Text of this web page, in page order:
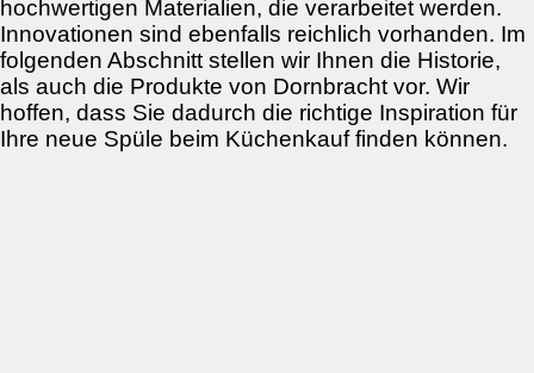
hochwertigen Materialien, die verarbeitet werden.
Innovationen sind ebenfalls reichlich vorhanden. Im
folgenden Abschnitt stellen wir Ihnen die Historie,
als auch die Produkte von Dornbracht vor. Wir
hoffen, dass Sie dadurch die richtige Inspiration für
Ihre neue Spüle beim Küchenkauf finden können.